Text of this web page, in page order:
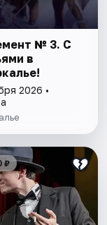
№ 3. С
в
2026 •
₽